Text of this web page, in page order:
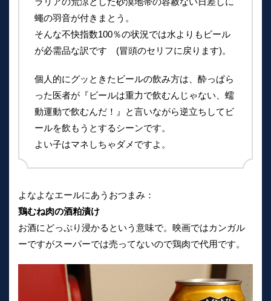
蠅の羽音が付きまとう。
そんな不快指数100％の状況では水よりもビール
が必需品な訳です (冒頭のセリフに戻ります)。
個人的にグッときたビールの飲み方は、酔っぱら
った医者が『ビールは重力で飲むんじゃない、蠕
動運動で飲むんだ！』と言いながら逆立ちしてビ
ールを飲もうとするシーンです。
よい子はマネしちゃダメですよ。
よなよなエールにあうおつまみ：
鶏むね肉の酒粕漬け
お酒にどっぷり浸かるという意味で。映画ではカンガル
ーですがスーパーでは売ってないので鶏肉で代用です。